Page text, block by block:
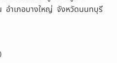
อำเภอบางใหญ่ จังหวัดนนทบุรี